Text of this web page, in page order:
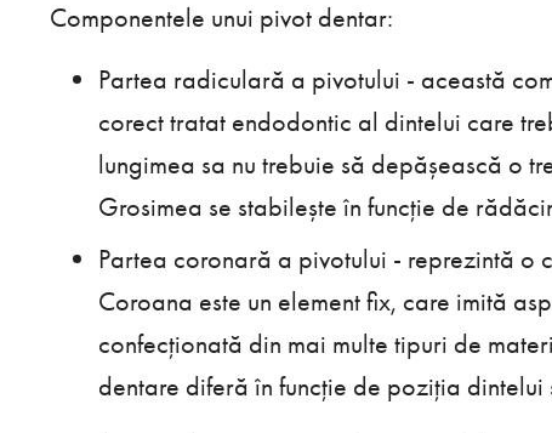
Componentele unui pivot dentar:
Partea radiculară a pivotului - această
corect tratat endodontic al dintelui care
lungimea sa nu trebuie să depășească o
Grosimea se stabilește în funcție de
Partea coronară a pivotului - reprezintă o
Coroana este un element fix, care imită
confecționată din mai multe tipuri de
dentare diferă în funcție de poziția